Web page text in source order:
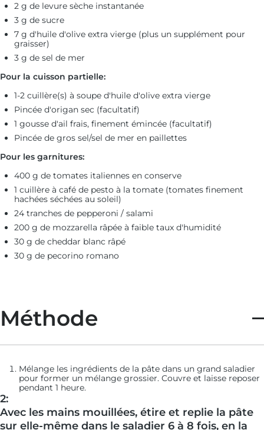
Méthode
Mélange les ingrédients de la pâte dans un grand saladier
pour former un mélange grossier. Couvre et laisse reposer
pendant 1 heure.
2:
Avec les mains mouillées, étire et replie la pâte
sur elle-même dans le saladier 6 à 8 fois, en la
2 g de levure sèche instantanée
3 g de sucre
7 g d'huile d'olive extra vierge (plus un supplément pour
graisser)
3 g de sel de mer
Pour la cuisson partielle:
1-2 cuillère(s) à soupe d'huile d'olive extra vierge
Pincée d'origan sec (facultatif)
1 gousse d'ail frais, finement émincée (facultatif)
Pincée de gros sel/sel de mer en paillettes
Pour les garnitures:
400 g de tomates italiennes en conserve
1 cuillère à café de pesto à la tomate (tomates finement
hachées séchées au soleil)
24 tranches de pepperoni / salami
200 g de mozzarella râpée à faible taux d'humidité
30 g de cheddar blanc râpé
30 g de pecorino romano